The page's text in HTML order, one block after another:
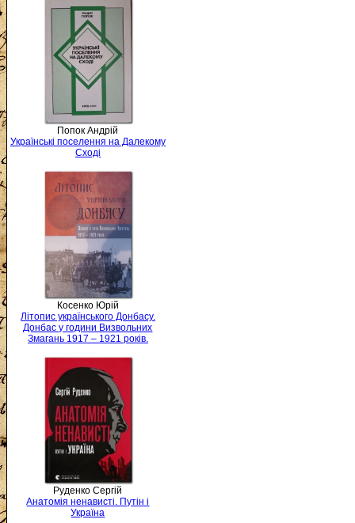
Попок Андрій
Українські поселення на Далекому
Сході
Косенко Юрій
Літопис українського Донбасу.
Донбас у години Визвольних
Змагань 1917 – 1921 років.
Руденко Сергій
Анатомія ненависті. Путін і
Україна